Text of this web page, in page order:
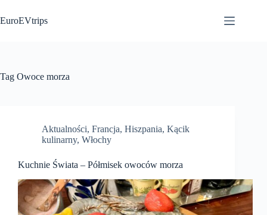
do
treści
EuroEVtrips
Tag Owoce morza
Aktualności, Francja, Hiszpania, Kącik
kulinarny, Włochy
Kuchnie Świata – Półmisek owoców morza